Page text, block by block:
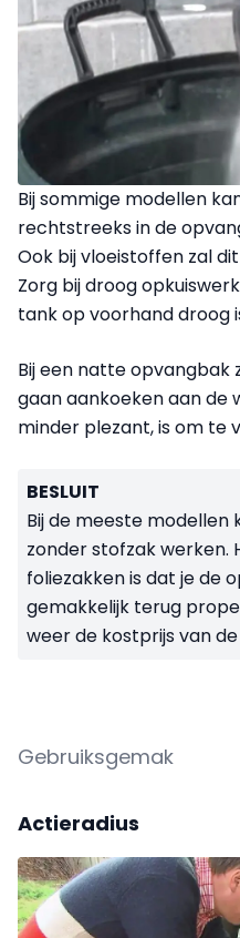
Bij sommige modellen
rechtstreeks in de
Ook bij vloeistoffen zal
Zorg bij droog
tank op voorhand droog
Bij een natte opvangbak
gaan aankoeken aan de
minder plezant, is om te
BESLUIT
Bij de meeste modellen
zonder stofzak
foliezakken is dat je de
gemakkelijk terug
weer de kostprijs van
Gebruiksgemak
Actieradius